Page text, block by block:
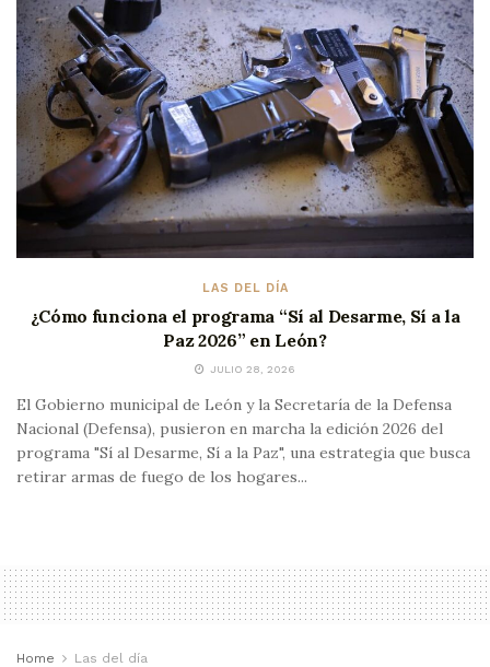
LAS DEL DÍA
¿Cómo funciona el programa “Sí al Desarme, Sí a la
Paz 2026” en León?
JULIO 28, 2026
El Gobierno municipal de León y la Secretaría de la Defensa
Nacional (Defensa), pusieron en marcha la edición 2026 del
programa "Sí al Desarme, Sí a la Paz", una estrategia que busca
retirar armas de fuego de los hogares...
Home Las del día